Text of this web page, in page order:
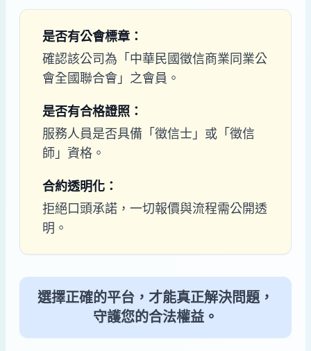
是否有公會標章：
確認該公司為「中華民國徵信商業同業公
會全國聯合會」之會員。
是否有合格證照：
服務人員是否具備「徵信士」或「徵信
師」資格。
合約透明化：
拒絕口頭承諾，一切報價與流程需公開透
明。
選擇正確的平台，才能真正解決問題，
守護您的合法權益。